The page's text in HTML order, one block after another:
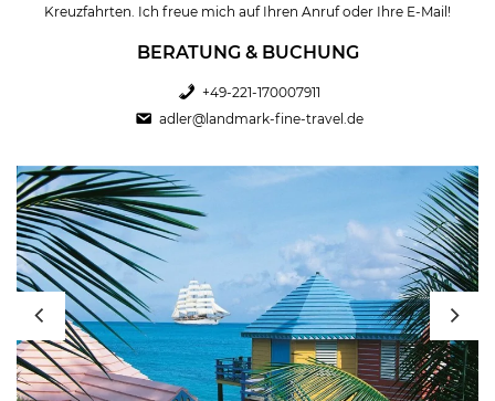
Kreuzfahrten. Ich freue mich auf Ihren Anruf oder Ihre E-Mail!
BERATUNG & BUCHUNG
+49-221-170007911
adler@landmark-fine-travel.de